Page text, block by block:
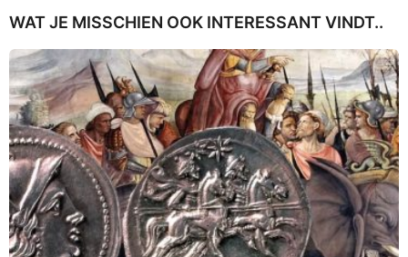
WAT JE MISSCHIEN OOK INTERESSANT VINDT..